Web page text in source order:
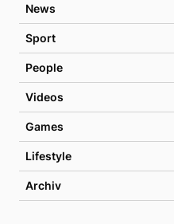
News
Sport
People
Videos
Games
Lifestyle
Archiv